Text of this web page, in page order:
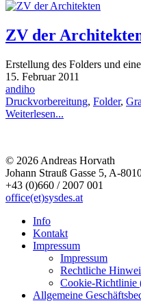
ZV der
Erstellung des Folders und
15. Februar 2011
andiho
Druckvorbereitung, Folder,
Weiterlesen...
© 2026 Andreas Horvath
Johann Strauß Gasse 5, A-
+43 (0)660 / 2007 001
office(et)sysdes.at
Info
Kontakt
Impressum
Impressum
Rechtliche
Cookie-Richtlinie
Allgemeine